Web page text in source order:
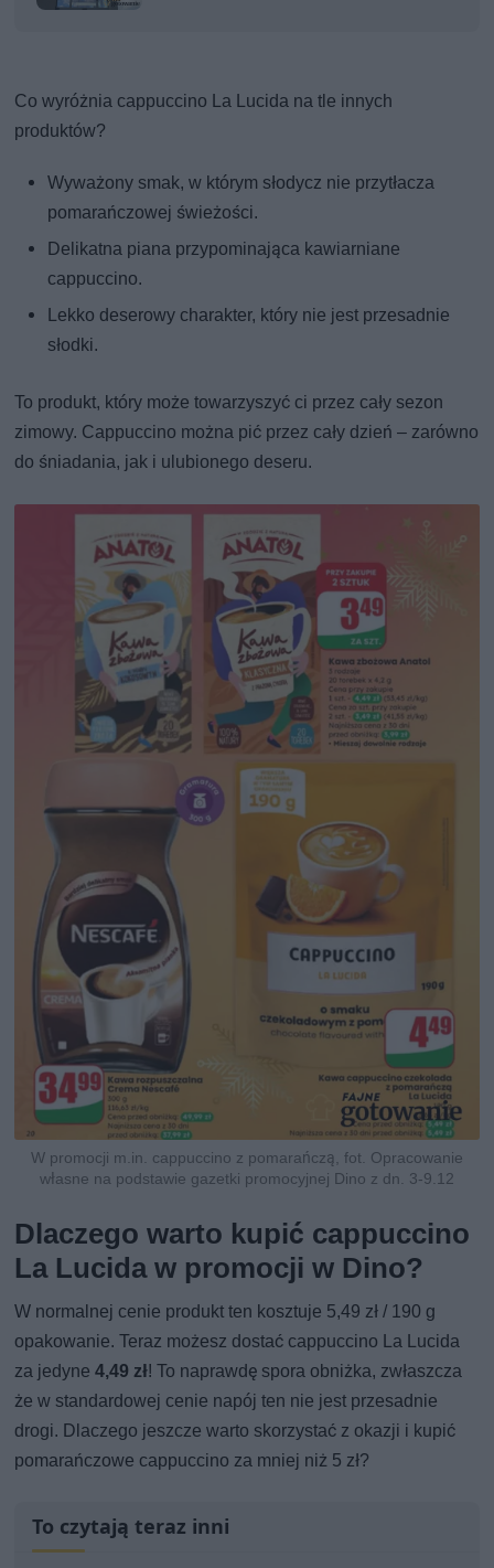
Co wyróżnia cappuccino La Lucida na tle innych
produktów?
Wyważony smak, w którym słodycz nie przytłacza
pomarańczowej świeżości.
Delikatna piana przypominająca kawiarniane
cappuccino.
Lekko deserowy charakter, który nie jest przesadnie
słodki.
To produkt, który może towarzyszyć ci przez cały sezon
zimowy. Cappuccino można pić przez cały dzień – zarówno
do śniadania, jak i ulubionego deseru.
W promocji m.in. cappuccino z pomarańczą, fot. Opracowanie
własne na podstawie gazetki promocyjnej Dino z dn. 3-9.12
Dlaczego warto kupić cappuccino
La Lucida w promocji w Dino?
W normalnej cenie produkt ten kosztuje 5,49 zł / 190 g
opakowanie. Teraz możesz dostać cappuccino La Lucida
za jedyne4,49 zł! To naprawdę spora obniżka, zwłaszcza
że w standardowej cenie napój ten nie jest przesadnie
drogi. Dlaczego jeszcze warto skorzystać z okazji i kupić
pomarańczowe cappuccino za mniej niż 5 zł?
To czytają teraz inni